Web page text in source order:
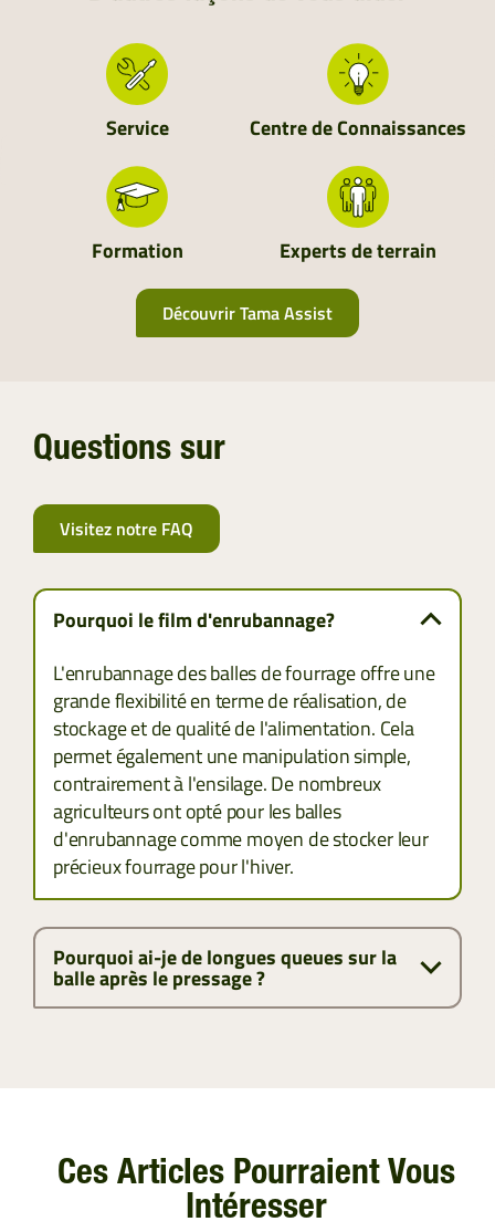
Service Centre de Connaissances
Formation Experts de terrain
Découvrir Tama Assist
Questions sur
Visitez notre FAQ
Pourquoi le film d'enrubannage?
L'enrubannage des balles de fourrage offre une
grande flexibilité en terme de réalisation, de
stockage et de qualité de l'alimentation. Cela
permet également une manipulation simple,
contrairement à l'ensilage. De nombreux
agriculteurs ont opté pour les balles
d'enrubannage comme moyen de stocker leur
précieux fourrage pour l'hiver.
Pourquoi ai-je de longues queues sur la
balle après le pressage ?
Ces Articles Pourraient Vous
Intéresser